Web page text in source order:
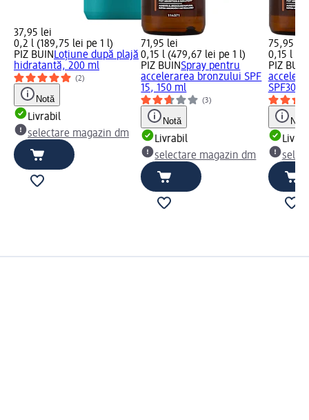
37,95 lei
0,2 l (189,75 lei pe 1 l)
PIZ BUIN Loțiune după plajă
hidratantă, 200 ml
(2)
Notă
Livrabil
selectare magazin dm
71,95 lei
0,15 l (479,67 lei pe 1 l)
PIZ BUINSpray pentru
accelerarea bronzului SPF
15, 150 ml
(3)
Notă
Livrabil
selectare magazin dm
75,95 lei
0,15 l
PIZ BUIN
SPF30,
Notă